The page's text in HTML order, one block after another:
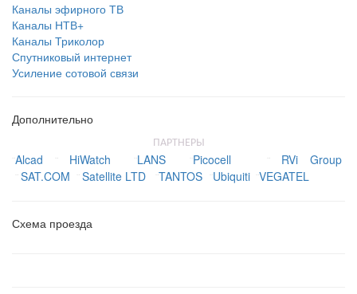
Каналы эфирного ТВ
Каналы НТВ+
Каналы Триколор
Спутниковый интернет
Усиление сотовой связи
Дополнительно
ПАРТНЕРЫ
¨Alcad ¨ HiWatch ¨LANS ¨Picocell ¨ RVi Group
¨ SAT.COM ¨ Satellite LTD ¨TANTOS ¨Ubiquiti ¨VEGATEL
Схема проезда